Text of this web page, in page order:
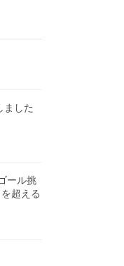
ました
ール挑
超える